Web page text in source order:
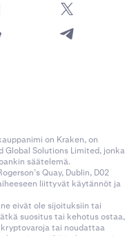
on Kraken, on
Global Solutions Limited, jonka
säätelemä.
Quay, Dublin, D02
liittyvät käytännöt ja
eivät ole sijoituksiin tai
suositus tai kehotus ostaa,
tai noudattaa